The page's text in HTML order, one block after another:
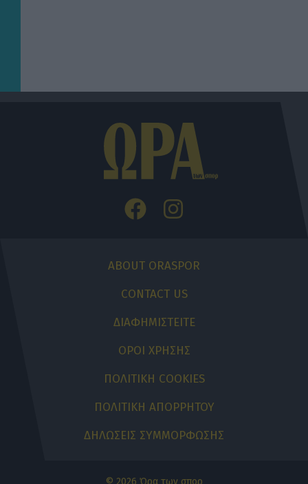
ABOUT ORASPOR
CONTACT US
ΔΙΑΦΗΜΙΣΤΕΙΤΕ
ΟΡΟΙ ΧΡΗΣΗΣ
ΠΟΛΙΤΙΚΗ COOKIES
ΠΟΛΙΤΙΚΗ ΑΠΟΡΡΗΤΟΥ
ΔΗΛΩΣΕΙΣ ΣΥΜΜΟΡΦΩΣΗΣ
© 2026 Ώρα των σπορ